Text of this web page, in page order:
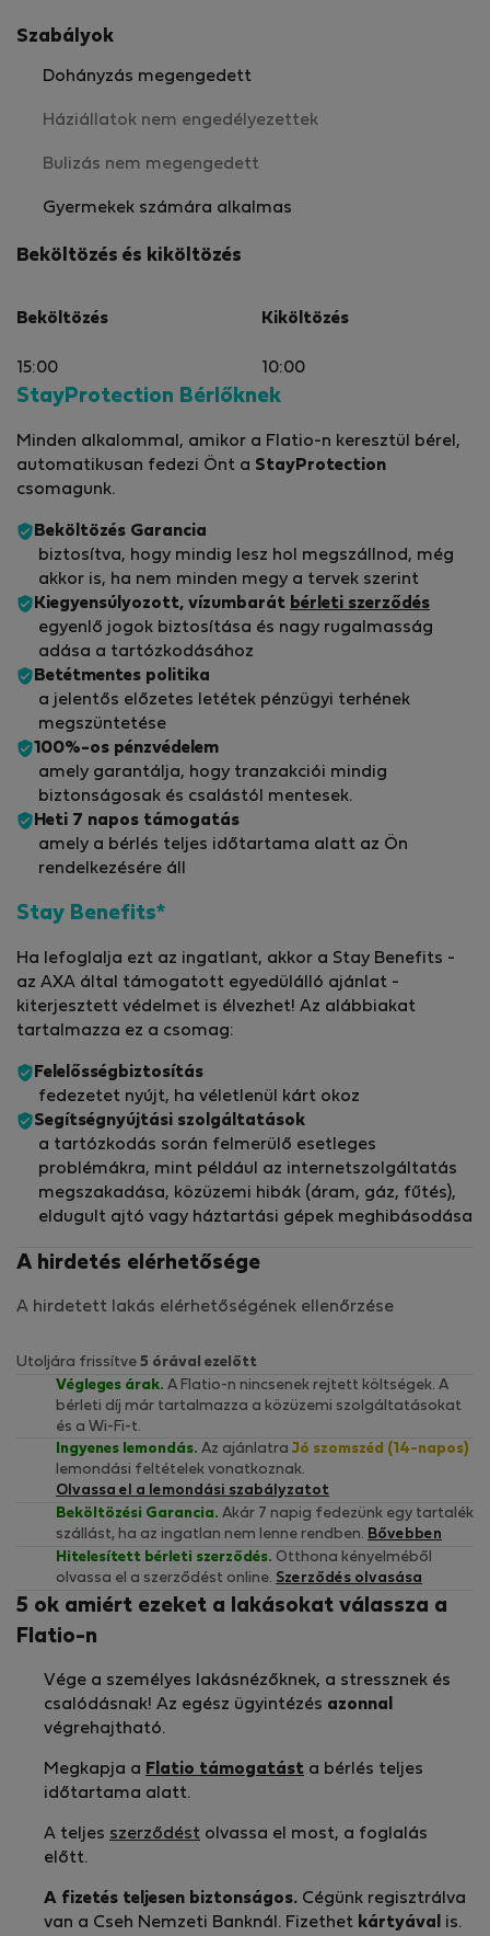
Szabályok
Dohányzás megengedett
Háziállatok nem engedélyezettek
Bulizás nem megengedett
Gyermekek számára alkalmas
Beköltözés és kiköltözés
Beköltözés
15:00
Kiköltözés
10:00
StayProtection Bérlőknek
Minden alkalommal, amikor a Flatio-n keresztül bérel,
automatikusan fedezi Önt a StayProtection
csomagunk.
Beköltözés Garancia
biztosítva, hogy mindig lesz hol megszállnod, még
akkor is, ha nem minden megy a tervek szerint
Kiegyensúlyozott, vízumbarát bérleti szerződés
egyenlő jogok biztosítása és nagy rugalmasság
adása a tartózkodásához
Betétmentes politika
a jelentős előzetes letétek pénzügyi terhének
megszüntetése
100%-os pénzvédelem
amely garantálja, hogy tranzakciói mindig
biztonságosak és csalástól mentesek.
Heti 7 napos támogatás
amely a bérlés teljes időtartama alatt az Ön
rendelkezésére áll
Stay Benefits*
Ha lefoglalja ezt az ingatlant, akkor a Stay Benefits -
az AXA által támogatott egyedülálló ajánlat -
kiterjesztett védelmet is élvezhet! Az alábbiakat
tartalmazza ez a csomag:
Felelősségbiztosítás
fedezetet nyújt, ha véletlenül kárt okoz
Segítségnyújtási szolgáltatások
a tartózkodás során felmerülő esetleges
problémákra, mint például az internetszolgáltatás
megszakadása, közüzemi hibák (áram, gáz, fűtés),
eldugult ajtó vagy háztartási gépek meghibásodása
A hirdetés elérhetősége
A hirdetett lakás elérhetőségének ellenőrzése
Utoljára frissítve 5 órával ezelőtt
Végleges árak. A Flatio-n nincsenek rejtett költségek. A
bérleti díj már tartalmazza a közüzemi szolgáltatásokat
és a Wi-Fi-t.
Ingyenes lemondás. Az ajánlatra Jó szomszéd (14-napos)
lemondási feltételek vonatkoznak.
Olvassa el a lemondási szabályzatot
Beköltözési Garancia. Akár 7 napig fedezünk egy tartalék
szállást, ha az ingatlan nem lenne rendben. Bővebben
Hitelesített bérleti szerződés. Otthona kényelméből
olvassa el a szerződést online. Szerződés olvasása
5 ok amiért ezeket a lakásokat válassza a
Flatio-n
Vége a személyes lakásnézőknek, a stressznek és
csalódásnak! Az egész ügyintézés azonnal
végrehajtható.
Megkapja a Flatio támogatást a bérlés teljes
időtartama alatt.
A teljes szerződést olvassa el most, a foglalás
előtt.
A fizetés teljesen biztonságos. Cégünk regisztrálva
van a Cseh Nemzeti Banknál. Fizethet kártyával is.